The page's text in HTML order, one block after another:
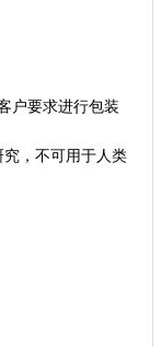
户要求进行包装
，不可用于人类